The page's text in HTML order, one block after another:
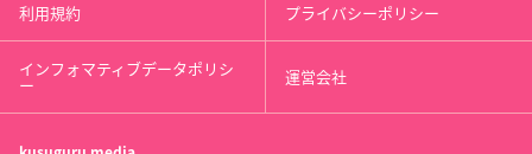
利用規約 プライバシーポリシー
インフォマティブデータポリシ
ー 運営会社